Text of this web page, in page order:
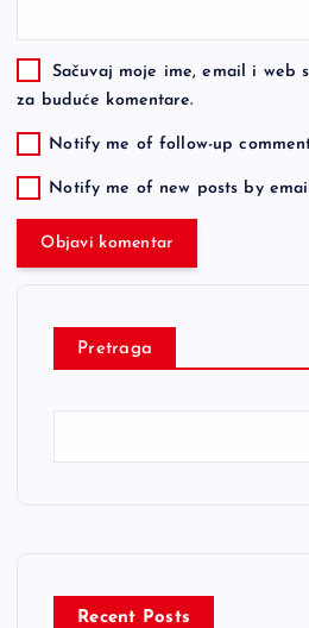
Sačuvaj moje ime, email i web
za buduće komentare.
Notify me of follow-up
Notify me of new posts by
Pretraga
Recent Posts